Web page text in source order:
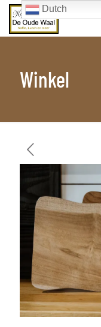
Winkel
Dutch